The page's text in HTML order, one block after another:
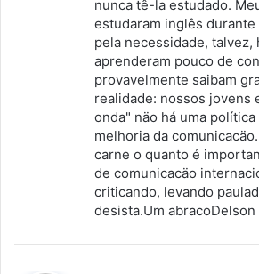
nunca tê-la estudado.
estudaram inglês durante
pela necessidade,
aprenderam pouco de
provavelmente saibam
realidade: nossos jovens
onda" näo há uma
melhoria da
carne o quanto é
de comunicacäo
criticando, levando
desista.Um abracoDelson